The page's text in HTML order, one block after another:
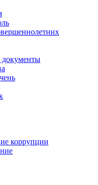
коррупции